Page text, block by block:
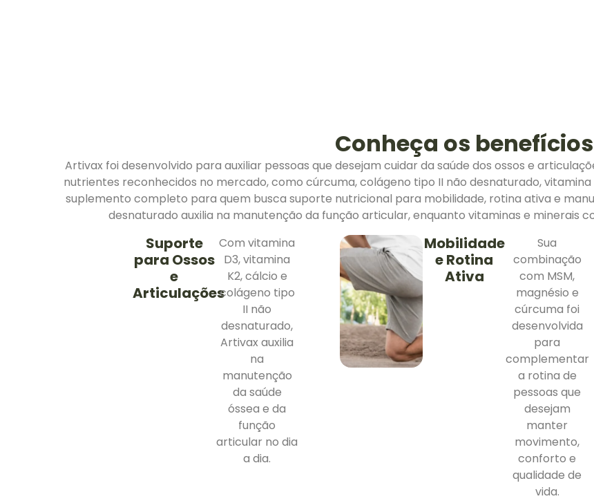
Conheça os benefícios
Artivax foi desenvolvido para auxiliar pessoas que desejam cuidar da saúde dos ossos e
nutrientes reconhecidos no mercado, como cúrcuma, colágeno tipo II não desnaturado, vitamina
suplemento completo para quem busca suporte nutricional para mobilidade, rotina ativa e
desnaturado auxilia na manutenção da função articular, enquanto vitaminas e minerais
Suporte
para Ossos
e
Articulações
Com vitamina
D3, vitamina
K2, cálcio e
colágeno tipo
II não
desnaturado,
Artivax auxilia
na
manutenção
da saúde
óssea e da
função
articular no dia
a dia.
Mobilidade
e Rotina
Ativa
Sua
combinação
com MSM,
magnésio e
cúrcuma foi
desenvolvida
para
complementar
a rotina de
pessoas que
desejam
manter
movimento,
conforto e
qualidade de
vida.